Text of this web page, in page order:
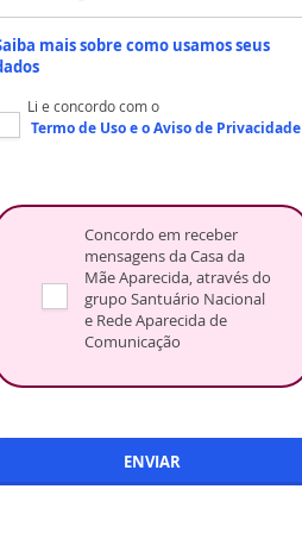
mais sobre como usamos seus
Li e concordo com o
Termo de Usoe oAviso de Privacidade
Concordo em receber
mensagens da Casa da
Mãe Aparecida, através do
grupo Santuário Nacional
e Rede Aparecida de
Comunicação
ENVIAR